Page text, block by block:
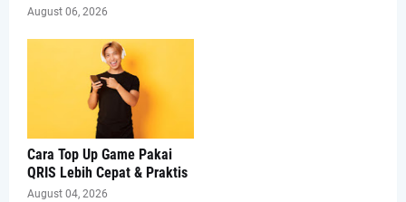
August 06, 2026
Cara Top Up Game Pakai
QRIS Lebih Cepat & Praktis
August 04, 2026